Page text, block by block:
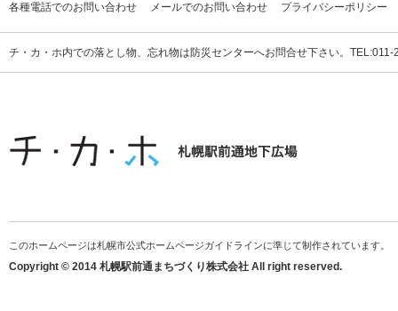
各種電話でのお問い合わせ
メールでのお問い合わせ プライバシーポリシー
チ・カ・ホ内での落とし物、忘れ物は防災センターへお問合せ下さい。
このホームページは札幌市公式ホームページガイドラインに準じて制作されています。
Copyright © 2014 札幌駅前通まちづくり株式会社 All right reserved.